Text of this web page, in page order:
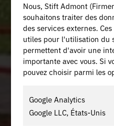
Nous, Stift Admont
souhaitons traiter des
des services externes.
utiles pour l'utilisation du
permettent d'avoir une
importante avec vous. Si
pouvez choisir parmi les
Google Analytics
Google LLC, États-Unis